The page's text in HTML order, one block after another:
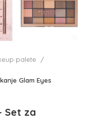
palete
Glam Eyes
Set za